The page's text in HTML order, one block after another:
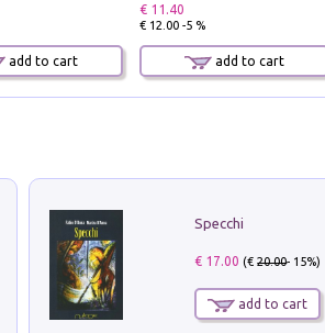
add to cart
€ 11.40
€ 12.00 -5 %
add to cart
Specchi
€ 17.00 (€20.00- 15%)
add to cart